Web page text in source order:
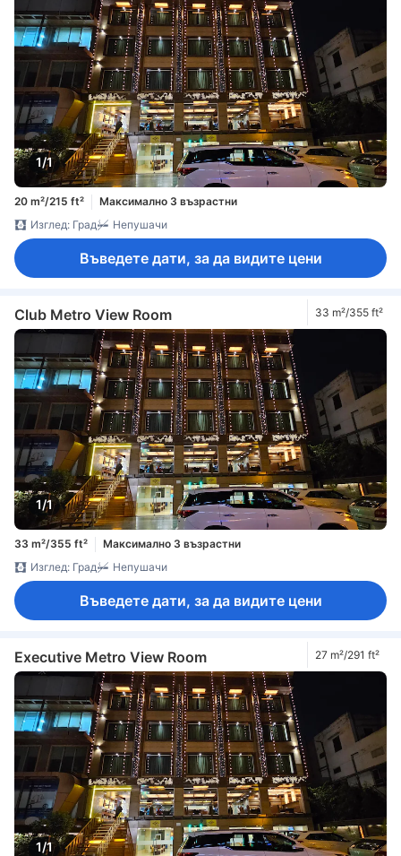
1/1
20 m²/215 ft²
Максимално 3 възрастни
Изглед: Град
Непушачи
Въведете дати, за да видите цени
Club Metro View Room 33 m²/355 ft²
1/1
33 m²/355 ft²
Максимално 3 възрастни
Изглед: Град
Непушачи
Въведете дати, за да видите цени
Executive Metro View Room 27 m²/291 ft²
1/1